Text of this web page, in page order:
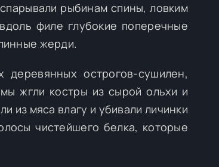
рыбинам спины, ловким
филе глубокие поперечные
жерди.
острогов-сушилен,
жгли костры из сырой ольхи и
из мяса влагу и убивали личинки
чистейшего белка, которые